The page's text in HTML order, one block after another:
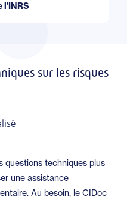
sur les risques
questions techniques plus
une assistance
Au besoin, le CIDoc